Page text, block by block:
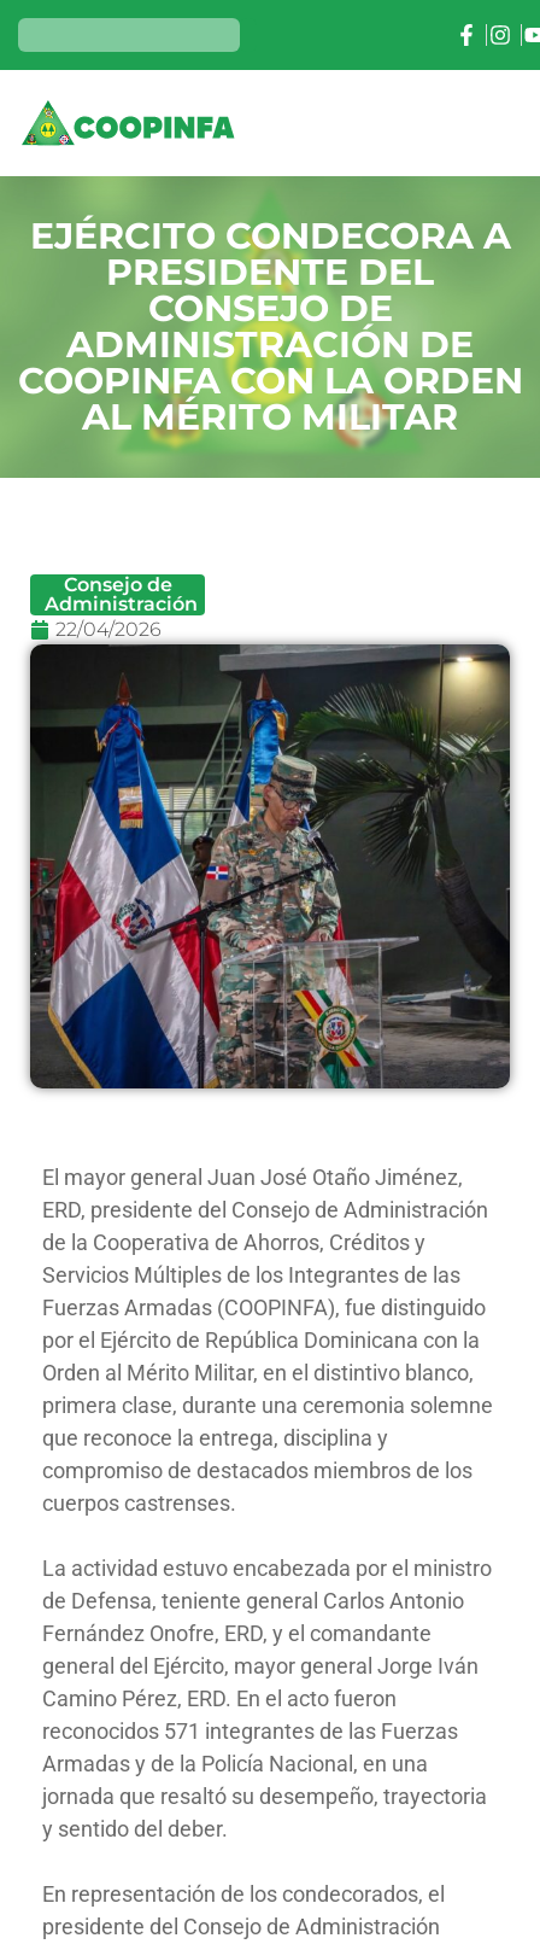
EJÉRCITO CONDECORA A
PRESIDENTE DEL
CONSEJO DE
ADMINISTRACIÓN DE
COOPINFA CON LA ORDEN
AL MÉRITO MILITAR
Consejo de
Administración
22/04/2026
El mayor general Juan José Otaño Jiménez,
ERD, presidente del Consejo de Administración
de la Cooperativa de Ahorros, Créditos y
Servicios Múltiples de los Integrantes de las
Fuerzas Armadas (COOPINFA), fue distinguido
por el Ejército de República Dominicana con la
Orden al Mérito Militar, en el distintivo blanco,
primera clase, durante una ceremonia solemne
que reconoce la entrega, disciplina y
compromiso de destacados miembros de los
cuerpos castrenses.
La actividad estuvo encabezada por el ministro
de Defensa, teniente general Carlos Antonio
Fernández Onofre, ERD, y el comandante
general del Ejército, mayor general Jorge Iván
Camino Pérez, ERD. En el acto fueron
reconocidos 571 integrantes de las Fuerzas
Armadas y de la Policía Nacional, en una
jornada que resaltó su desempeño, trayectoria
y sentido del deber.
En representación de los condecorados, el
presidente del Consejo de Administración